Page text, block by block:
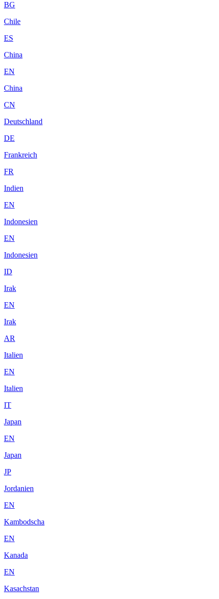
BG
Chile
ES
China
EN
China
CN
Deutschland
DE
Frankreich
FR
Indien
EN
Indonesien
EN
Indonesien
ID
Irak
EN
Irak
AR
Italien
EN
Italien
IT
Japan
EN
Japan
JP
Jordanien
EN
Kambodscha
EN
Kanada
EN
Kasachstan